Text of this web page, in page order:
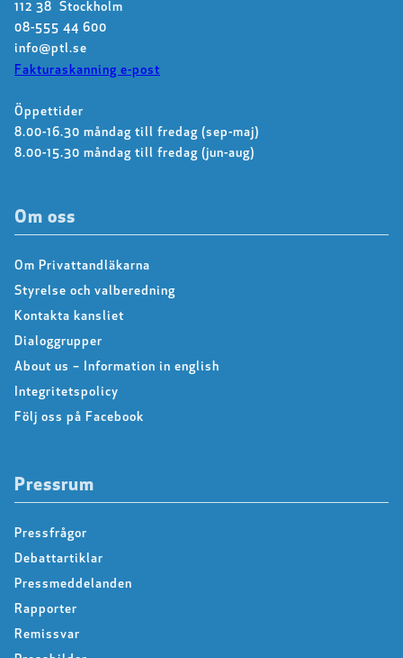
112 38 Stockholm
08-555 44 600
info@ptl.se
Fakturaskanning e-post
Öppettider
8.00-16.30 måndag till fredag (sep-maj)
8.00-15.30 måndag till fredag (jun-aug)
Om oss
Om Privattandläkarna
Styrelse och valberedning
Kontakta kansliet
Dialoggrupper
About us – Information in english
Integritetspolicy
Följ oss på Facebook
Pressrum
Pressfrågor
Debattartiklar
Pressmeddelanden
Rapporter
Remissvar